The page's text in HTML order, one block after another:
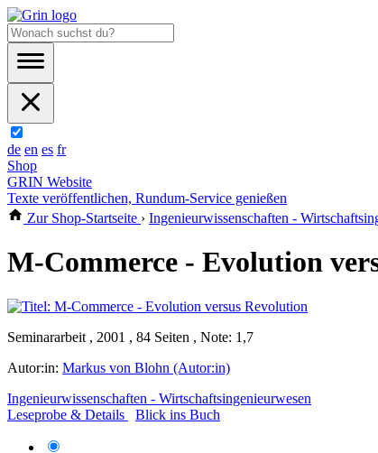
de en es fr
Shop
GRIN Website
Texte veröffentlichen, Rundum-Service genießen
Zur Shop-Startseite › Ingenieurwissenschaften -
M-Commerce - Evolution
Seminararbeit , 2001 , 84 Seiten , Note: 1,7
Autor:in: Markus von Blohn (Autor:in)
Ingenieurwissenschaften - Wirtschaftsingenieurwesen
Leseprobe & Details
Blick ins Buch